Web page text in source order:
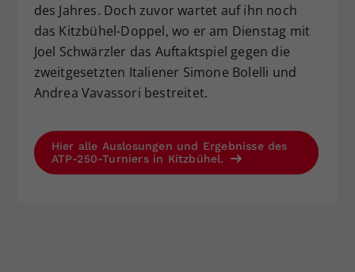
des Jahres. Doch zuvor wartet auf ihn noch
das Kitzbühel-Doppel, wo er am Dienstag mit
Joel Schwärzler das Auftaktspiel gegen die
zweitgesetzten Italiener Simone Bolelli und
Andrea Vavassori bestreitet.
Hier alle Auslosungen und Ergebnisse des
ATP-250-Turniers in Kitzbühel.